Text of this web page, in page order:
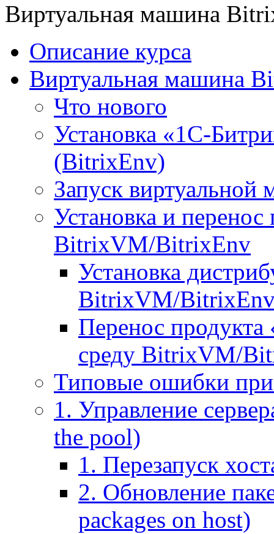
Виртуальная машина
Описание курса
Виртуальная машина
Что нового
Установка «1С-
(BitrixEnv)
Запуск
Установка и
BitrixVM/BitrixEnv
Установка
BitrixVM/
Перенос
среду BitrixVM/
Типовые ошибки при
1. Управление
the pool)
1. Перезапуск
2. Обновление
packages on host)